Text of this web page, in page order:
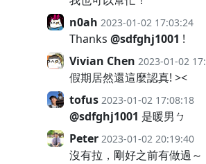
n0ah 2023-01-02 17:03:24
Thanks @sdfghj1001 !
Vivian Chen 2023-01-02
假期居然還這麼認真! ><
tofus 2023-01-02 17:08:18
@sdfghj1001 是暖男ㄅ
Peter 2023-01-02 20:19:40
沒有拉，剛好之前有做過～